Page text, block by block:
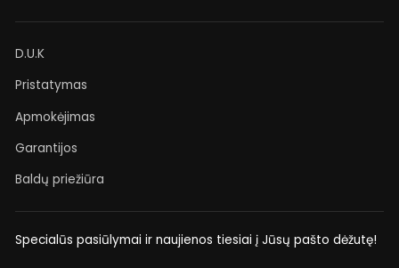
D.U.K
Pristatymas
Apmokėjimas
Garantijos
Baldų priežiūra
Specialūs pasiūlymai ir naujienos tiesiai į Jūsų pašto dėžutę!